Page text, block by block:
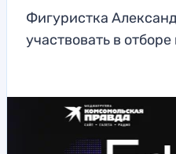
Фигуристка
участвовать в